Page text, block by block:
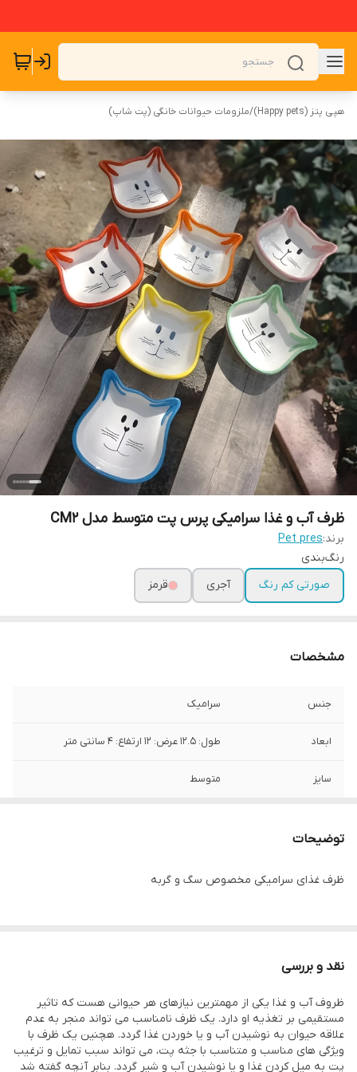
هپی پتز (Happy pets) /ملزومات حیوانات خانگی (پت شاپ)
ظرف آب و غذا سرامیکی پرس پت متوسط مدل CM2
برند:Pet pres
رنگ‌بندی
صورتی کم رنگ
آجری قرمز
مشخصات
جنس سرامیک
ابعاد طول: ۱۲.۵ عرض: ۱۲ ارتفاع: ۴ سانتی متر
سایز متوسط
توضیحات
ظرف غذای سرامیکی مخصوص سگ و گربه
نقد و بررسی
ظروف آب و غذا یکی از مهمترین نیازهای هر حیوانی هست که تاثیر
مستقیمی بر تغذیه او دارد. یک ظرف نامناسب می تواند منجر به عدم
علاقه حیوان به نوشیدن آب و یا خوردن غذا گردد. هچنین یک ظرف با
ویژگی های مناسب و متناسب با جثه پت، می تواند سبب تمایل و ترغیب
پت به میل کردن غذا و یا نوشیدن آب و شیر گردد. بنابر آنچه گفته شد